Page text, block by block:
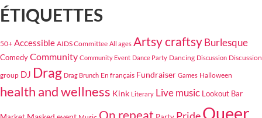
ÉTIQUETTES
50+ Accessible AIDS Committee All ages Artsy craftsyBurlesque
ComedyCommunity Community Event Dance Party Dancing Discussion Discussion
group DJ Drag Drag Brunch En français Fundraiser Games Halloween
health and wellness Kink Literary Live music Lookout Bar
On repeat Queer